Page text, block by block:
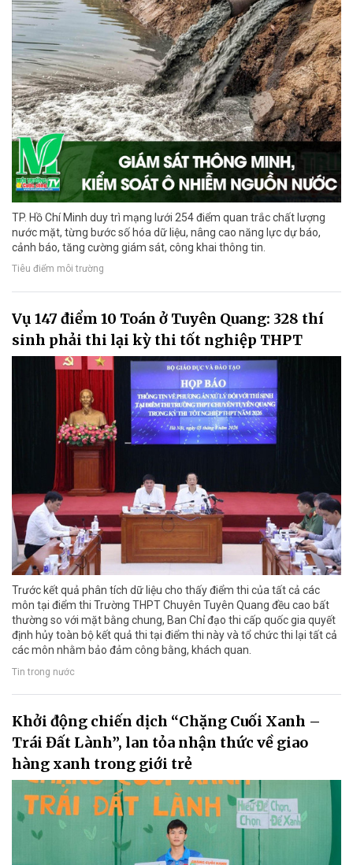
TP. Hồ Chí Minh duy trì mạng lưới 254 điểm quan trắc chất lượng
nước mặt, từng bước số hóa dữ liệu, nâng cao năng lực dự báo,
cảnh báo, tăng cường giám sát, công khai thông tin.
Tiêu điểm môi trường
Vụ 147 điểm 10 Toán ở Tuyên Quang: 328 thí
sinh phải thi lại kỳ thi tốt nghiệp THPT
Trước kết quả phân tích dữ liệu cho thấy điểm thi của tất cả các
môn tại điểm thi Trường THPT Chuyên Tuyên Quang đều cao bất
thường so với mặt bằng chung, Ban Chỉ đạo thi cấp quốc gia quyết
định hủy toàn bộ kết quả thi tại điểm thi này và tổ chức thi lại tất cả
các môn nhằm bảo đảm công bằng, khách quan.
Tin trong nước
Khởi động chiến dịch “Chặng Cuối Xanh –
Trái Đất Lành”, lan tỏa nhận thức về giao
hàng xanh trong giới trẻ